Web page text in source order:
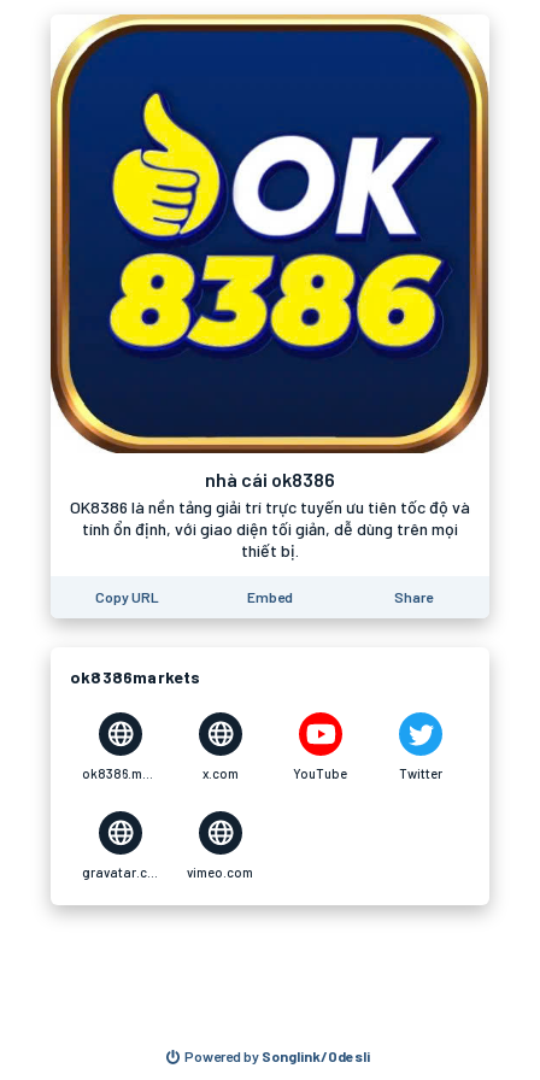
nhà cái ok8386
OK8386 là nền tảng giải trí trực tuyến ưu tiên tốc độ và
tính ổn định, với giao diện tối giản, dễ dùng trên mọi
thiết bị.
Copy URL Embed Share
ok8386markets
x.com YouTube Twitter
vimeo.com
Powered by Songlink/Odesli